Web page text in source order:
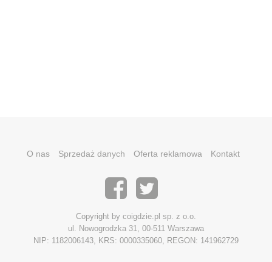
O nas Sprzedaż danych Oferta reklamowa Kontakt
Copyright by coigdzie.pl sp. z o.o.
ul. Nowogrodzka 31, 00-511 Warszawa
NIP: 1182006143, KRS: 0000335060, REGON: 141962729